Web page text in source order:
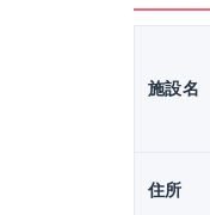
施設名
住所